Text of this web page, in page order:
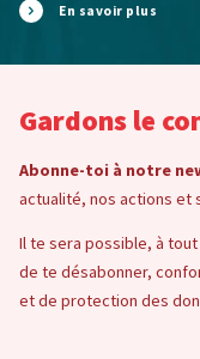
En savoir plus
Gardons le
Abonne-toi à notre
actualité, nos actions
Il te sera possible, à
de te désabonner,
et de protection des